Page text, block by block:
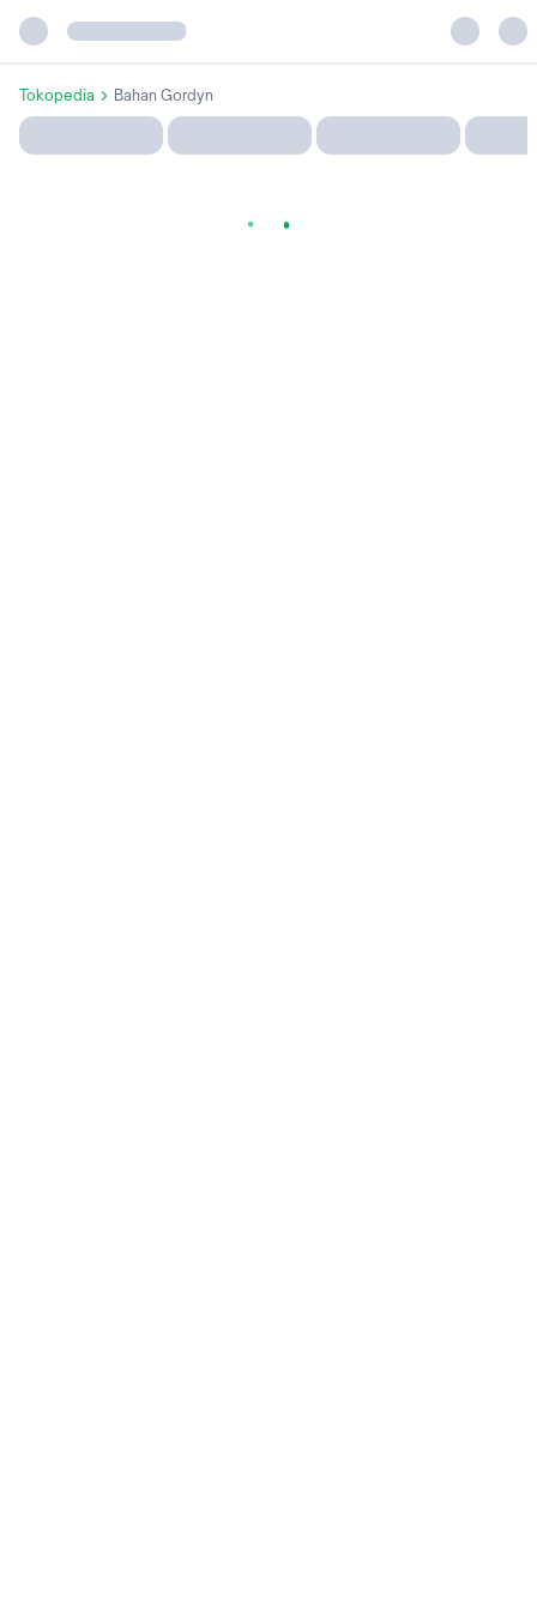
Tokopedia Bahan Gordyn